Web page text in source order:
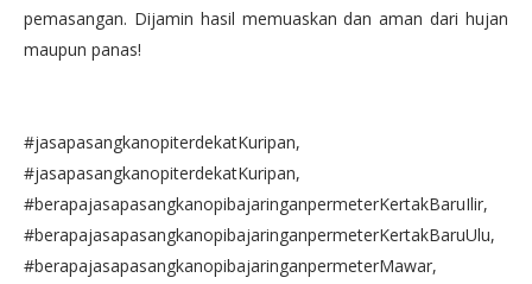
pemasangan. Dijamin hasil memuaskan dan aman dari hujan
maupun panas!
#jasapasangkanopiterdekatKuripan,
#jasapasangkanopiterdekatKuripan,
#berapajasapasangkanopibajaringanpermeterKertakBaruIlir,
#berapajasapasangkanopibajaringanpermeterKertakBaruUlu,
#berapajasapasangkanopibajaringanpermeterMawar,